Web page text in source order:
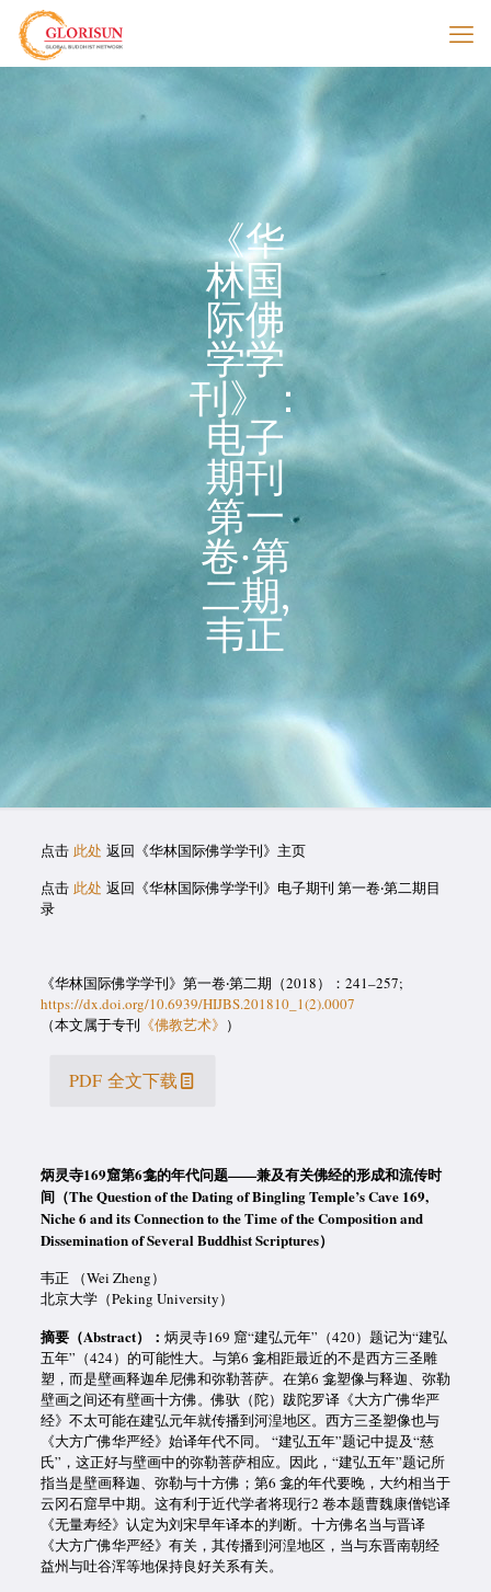
《华
林国
际佛
学学
刊》：
电子
期刊
第一
卷‧第
二期,
韦正
点击 此处 返回《华林国际佛学学刊》主页
点击 此处 返回《华林国际佛学学刊》电子期刊 第一卷‧第二期目
录
《华林国际佛学学刊》第一卷‧第二期（2018）：241–257;
https://dx.doi.org/10.6939/HIJBS.201810_1(2).0007
（本文属于专刊 《佛教艺术》 ）
PDF 全文下载
炳灵寺169窟第6龛的年代问题——兼及有关佛经的形成和流传时
间（The Question of the Dating of Bingling Temple’s Cave 169,
Niche 6 and its Connection to the Time of the Composition and
Dissemination of Several Buddhist Scriptures）
韦正 （Wei Zheng）
北京大学（Peking University）
摘要（Abstract）： 炳灵寺169 窟“建弘元年”（420）题记为“建弘
五年”（424）的可能性大。与第6 龛相距最近的不是西方三圣雕
塑，而是壁画释迦牟尼佛和弥勒菩萨。在第6 龛塑像与释迦、弥勒
壁画之间还有壁画十方佛。佛驮（陀）跋陀罗译《大方广佛华严
经》不太可能在建弘元年就传播到河湟地区。西方三圣塑像也与
《大方广佛华严经》始译年代不同。 “建弘五年”题记中提及“慈
氏”，这正好与壁画中的弥勒菩萨相应。因此，“建弘五年”题记所
指当是壁画释迦、弥勒与十方佛；第6 龛的年代要晚，大约相当于
云冈石窟早中期。这有利于近代学者将现行2 卷本题曹魏康僧铠译
《无量寿经》认定为刘宋早年译本的判断。十方佛名当与晋译
《大方广佛华严经》有关，其传播到河湟地区，当与东晋南朝经
益州与吐谷浑等地保持良好关系有关。